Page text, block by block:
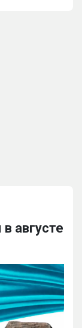
августе